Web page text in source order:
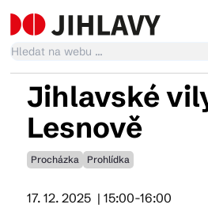
Kalendář akcí
Tradiční akce
Jihlavské
Lesnově
Procházka Prohlídka
17. 12. 2025 | 15:00-16:00